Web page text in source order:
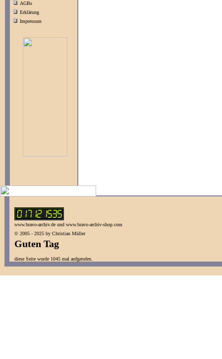
AGBs
Erklärung
Impressum
www.bravo-archiv.de und www.bravo-archiv-shop.com
© 2005 - 2025 by Christian Müller
Guten Tag
diese Seite wurde 1045 mal aufgerufen.